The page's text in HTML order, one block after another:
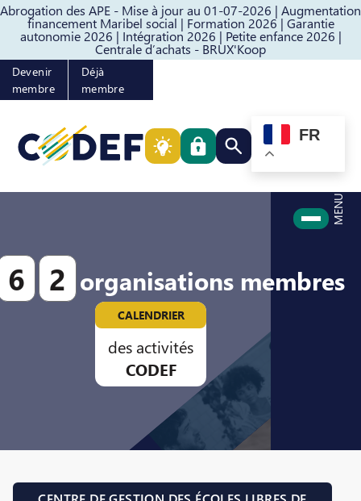
Abrogation des APE - Mise à jour au 01-07-2026 | Augmentation
financement Maribel social | Formation 2026 | Garantie
autonomie 2026 | Intégration 2026 | Petite enfance 2026 |
Centrale d’achats - BRUX'Koop
Passer au contenuPasser au pied de page
Devenir
membre
Déjà
membre
Rechercher quelque
FR
MENU
6 2 organisations membres
CALENDRIER
des activités
CODEF